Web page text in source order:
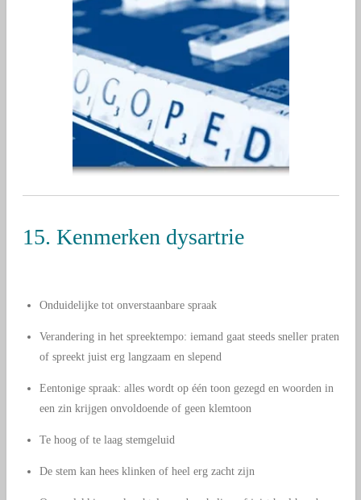
15. Kenmerken dysartrie
Onduidelijke tot onverstaanbare spraak
Verandering in het spreektempo: iemand gaat steeds sneller praten
of spreekt juist erg langzaam en slepend
Eentonige spraak: alles wordt op één toon gezegd en woorden in
een zin krijgen onvoldoende of geen klemtoon
Te hoog of te laag stemgeluid
De stem kan hees klinken of heel erg zacht zijn